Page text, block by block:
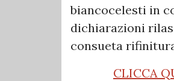
biancocelesti in
dichiarazioni
consueta
CLICCA